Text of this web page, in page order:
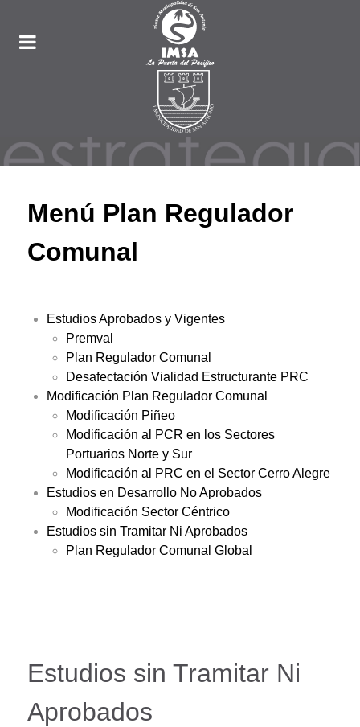
Menú Plan Regulador
Comunal
Estudios Aprobados y Vigentes
Premval
Plan Regulador Comunal
Desafectación Vialidad Estructurante PRC
Modificación Plan Regulador Comunal
Modificación Piñeo
Modificación al PCR en los Sectores
Portuarios Norte y Sur
Modificación al PRC en el Sector Cerro Alegre
Estudios en Desarrollo No Aprobados
Modificación Sector Céntrico
Estudios sin Tramitar Ni Aprobados
Plan Regulador Comunal Global
Estudios sin Tramitar Ni
Aprobados